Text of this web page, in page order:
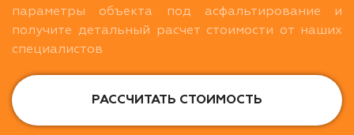
параметры объекта под асфальтирование и
получите детальный расчет стоимости от наших
специалистов
РАССЧИТАТЬ СТОИМОСТЬ